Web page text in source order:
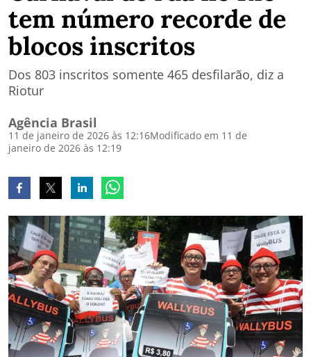
tem número recorde de
blocos inscritos
Dos 803 inscritos somente 465 desfilarão, diz a
Riotur
Agência Brasil
11 de janeiro de 2026 às 12:16Modificado em 11 de
janeiro de 2026 às 12:19